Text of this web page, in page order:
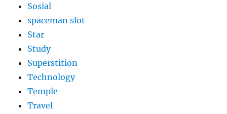
Sosial
spaceman slot
Star
Study
Superstition
Technology
Temple
Travel